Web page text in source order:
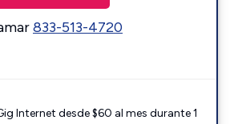
833-513-4720
Internet desde $60 al mes durante 1